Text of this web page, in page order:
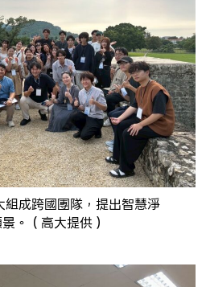
成跨國團隊，提出智慧淨
。（高大提供）